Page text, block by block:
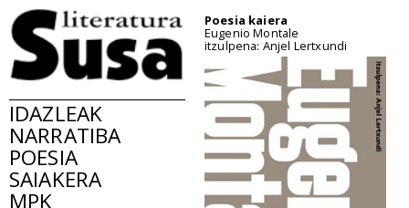
IDAZLEAK
NARRATIBA
POESIA
SAIAKERA
MPK
Poesia kaiera
Eugenio Montale
itzulpena: Anjel Lertxundi